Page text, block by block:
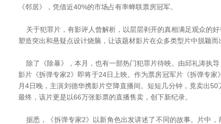
《邻居》，凭借近40%的市场占有率蝉联票房冠军。
关于犯罪片，有影评人曾解析，以层层剥开的真相满足观众的
塑造突出和悬疑点设计烧脑，让该题材影片在众多类型片中脱颖而
除了《除暴》，本月，也有一部热门犯罪片待映。由邱礼涛执
影片《拆弹专家2》即将于24日上映。作为票房冠军片《拆弹专
月4日晚，主演刘德华携影片空降直播间。短短几分钟，竟卖出
最终，该片更是以66万张影票的直播售卖，创下新纪录。
据悉，《拆弹专家2》以新角色出发讲述了不同的故事。片中，